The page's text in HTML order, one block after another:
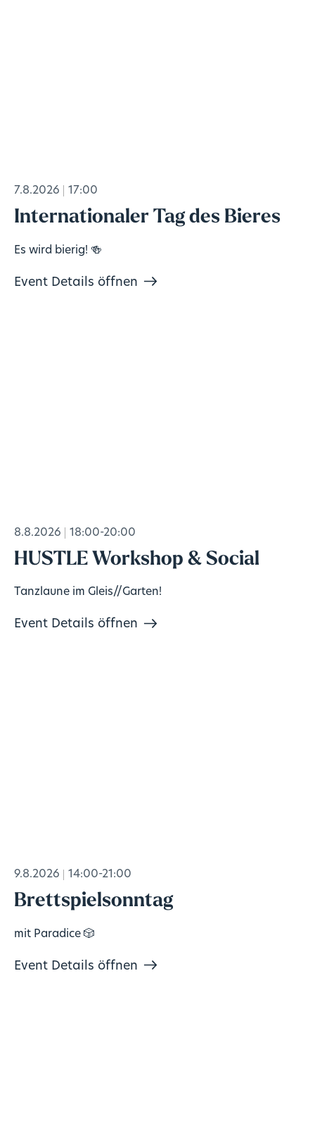
7.8.2026 17:00
Internationaler Tag des Bieres
Es wird bierig! 🍻
Event Details öffnen
8.8.2026 18:00-20:00
HUSTLE Workshop & Social
Tanzlaune im Gleis//Garten!
Event Details öffnen
9.8.2026 14:00-21:00
Brettspielsonntag
mit Paradice 🎲
Event Details öffnen